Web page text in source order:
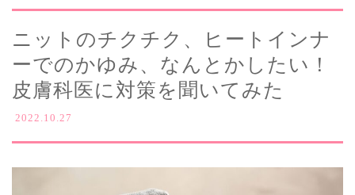
ニットのチクチク、ヒートインナ
ーでのかゆみ、なんとかしたい！
皮膚科医に対策を聞いてみた
2022.10.27